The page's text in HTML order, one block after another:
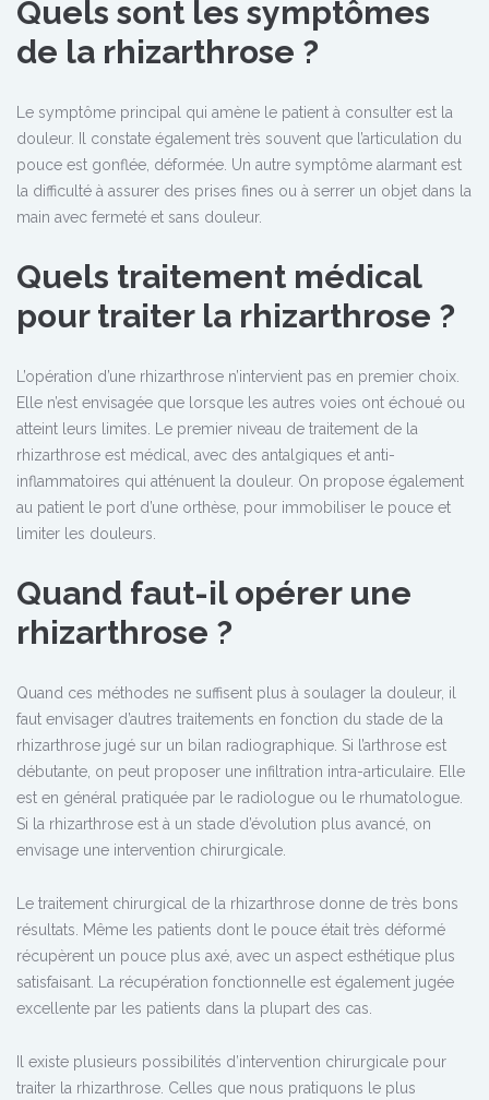
Quels sont les symptômes
de la rhizarthrose ?
Le symptôme principal qui amène le patient à consulter est la
douleur. Il constate également très souvent que l’articulation du
pouce est gonflée, déformée. Un autre symptôme alarmant est
la difficulté à assurer des prises fines ou à serrer un objet dans la
main avec fermeté et sans douleur.
Quels traitement médical
pour traiter la rhizarthrose ?
L’opération d’une rhizarthrose n’intervient pas en premier choix.
Elle n’est envisagée que lorsque les autres voies ont échoué ou
atteint leurs limites. Le premier niveau de traitement de la
rhizarthrose est médical, avec des antalgiques et anti-
inflammatoires qui atténuent la douleur. On propose également
au patient le port d’une orthèse, pour immobiliser le pouce et
limiter les douleurs.
Quand faut-il opérer une
rhizarthrose ?
Quand ces méthodes ne suffisent plus à soulager la douleur, il
faut envisager d’autres traitements en fonction du stade de la
rhizarthrose jugé sur un bilan radiographique. Si l’arthrose est
débutante, on peut proposer une infiltration intra-articulaire. Elle
est en général pratiquée par le radiologue ou le rhumatologue.
Si la rhizarthrose est à un stade d’évolution plus avancé, on
envisage une intervention chirurgicale.
Le traitement chirurgical de la rhizarthrose donne de très bons
résultats. Même les patients dont le pouce était très déformé
récupèrent un pouce plus axé, avec un aspect esthétique plus
satisfaisant. La récupération fonctionnelle est également jugée
excellente par les patients dans la plupart des cas.
Il existe plusieurs possibilités d’intervention chirurgicale pour
traiter la rhizarthrose. Celles que nous pratiquons le plus